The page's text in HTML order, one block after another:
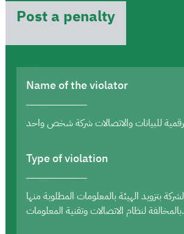
Post a penalty
Name of the violator
للبيانات والاتصالات شركة شخص واحد
Type of violation
بتزويد الهيئة بالمعلومات المطلوبة منها
بالمخالفة لنظام الاتصالات وتقنية المعلومات.